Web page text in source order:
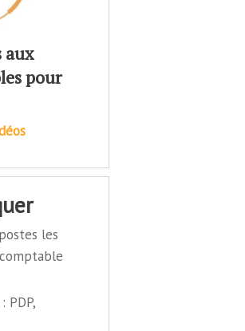
aux
pour
les
PDP,